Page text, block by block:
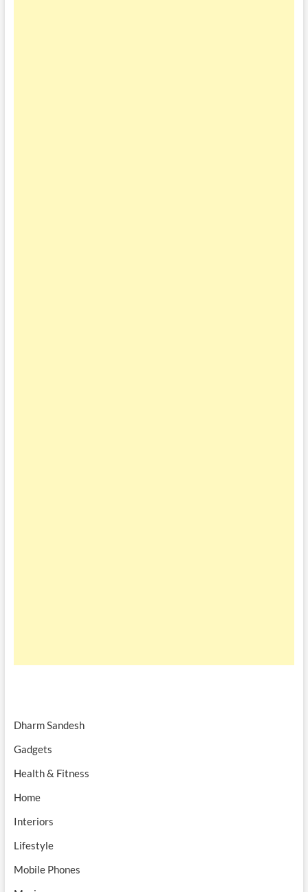
Dharm Sandesh
Gadgets
Health & Fitness
Home
Interiors
Lifestyle
Mobile Phones